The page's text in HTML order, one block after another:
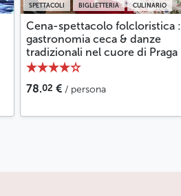
SPETTACOLI BIGLIETTERIA CULINARIO
Cena-spettacolo folcloristica :
gastronomia ceca & danze
tradizionali nel cuore di Praga
78.02 € / persona